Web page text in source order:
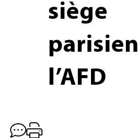
siège
parisien
l’AFD